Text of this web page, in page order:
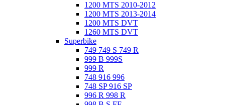
1200 MTS 2010-2012
1200 MTS 2013-2014
1200 MTS DVT
1260 MTS DVT
Superbike
749 749 S 749 R
999 B 999S
999 R
748 916 996
748 SP 916 SP
996 R 998 R